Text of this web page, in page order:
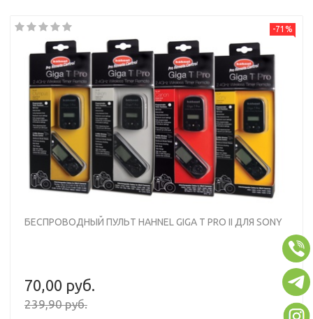
-71%
БЕСПРОВОДНЫЙ ПУЛЬТ HAHNEL GIGA T PRO II ДЛЯ SONY
70,00 руб.
239,90 руб.